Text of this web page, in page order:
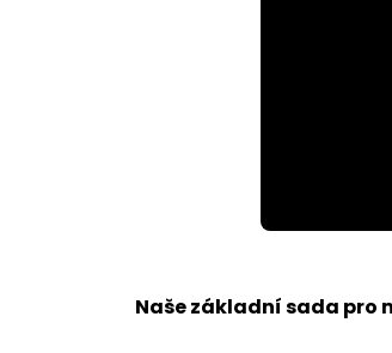
Naše základní sada pro